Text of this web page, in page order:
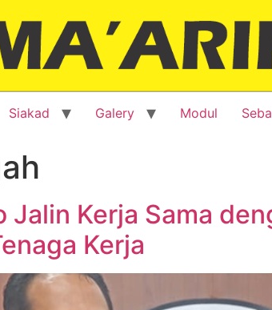
Siakad Galery Modul
Jalin Kerja Sama
Kerja